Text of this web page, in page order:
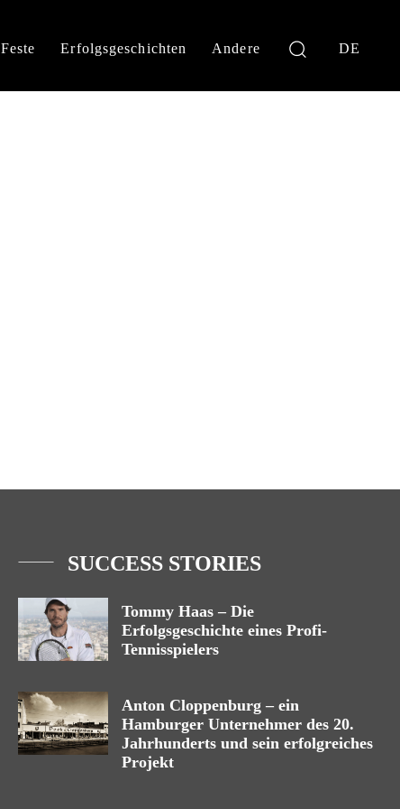
Feste Erfolgsgeschichten Andere DE
SUCCESS STORIES
Tommy Haas – Die
Erfolgsgeschichte eines Profi-
Tennisspielers
Anton Cloppenburg – ein
Hamburger Unternehmer des 20.
Jahrhunderts und sein erfolgreiches
Projekt